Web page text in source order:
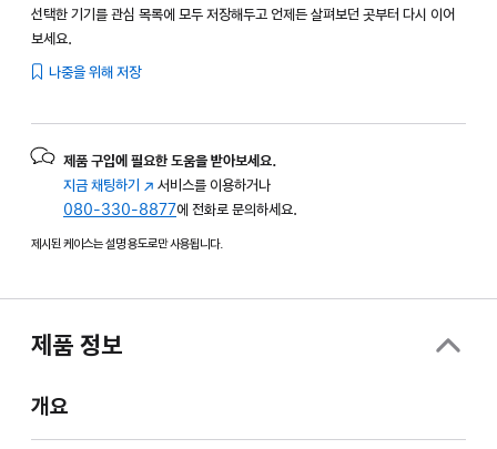
선택한 기기를 관심 목록에 모두 저장해두고 언제든 살펴보던 곳부터 다시 이어
보세요.
나중을 위해 저장
제품 구입에 필요한 도움을 받아보세요.
지금 채팅하기 (새
창에서
열림)
서비스를 이용하거나
080-330-8877에 전화로 문의하세요.
제시된 케이스는 설명 용도로만 사용됩니다.
제품 정보
개요